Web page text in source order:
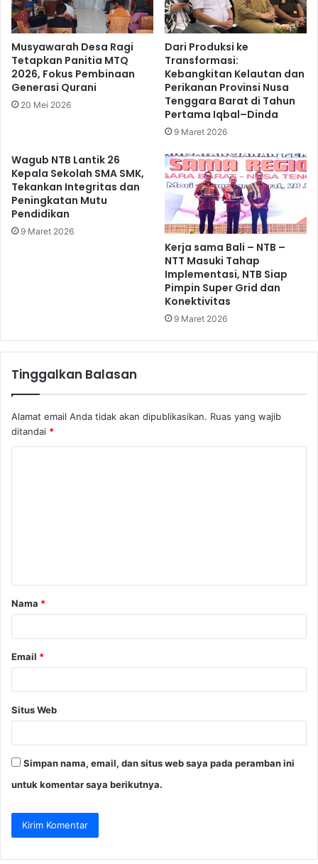
Musyawarah Desa Ragi
Tetapkan Panitia MTQ
2026, Fokus Pembinaan
Generasi Qurani
20 Mei 2026
Dari Produksi ke
Transformasi:
Kebangkitan Kelautan dan
Perikanan Provinsi Nusa
Tenggara Barat di Tahun
Pertama Iqbal–Dinda
9 Maret 2026
Wagub NTB Lantik 26
Kepala Sekolah SMA SMK,
Tekankan Integritas dan
Peningkatan Mutu
Pendidikan
9 Maret 2026
Kerja sama Bali – NTB –
NTT Masuki Tahap
Implementasi, NTB Siap
Pimpin Super Grid dan
Konektivitas
9 Maret 2026
Tinggalkan Balasan
Alamat email Anda tidak akan dipublikasikan. Ruas yang wajib
ditandai *
a
r
Nama *
Email *
Situs Web
Simpan nama, email, dan situs web saya pada peramban ini
untuk komentar saya berikutnya.